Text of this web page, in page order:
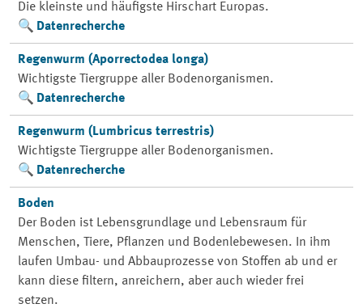
Die kleinste und häufigste Hirschart Europas.
Datenrecherche
Regenwurm (Aporrectodea longa)
Wichtigste Tiergruppe aller Bodenorganismen.
Datenrecherche
Regenwurm (Lumbricus terrestris)
Wichtigste Tiergruppe aller Bodenorganismen.
Datenrecherche
Boden
Der Boden ist Lebensgrundlage und Lebensraum für
Menschen, Tiere, Pflanzen und Bodenlebewesen. In ihm
laufen Umbau- und Abbauprozesse von Stoffen ab und er
kann diese filtern, anreichern, aber auch wieder frei
setzen.